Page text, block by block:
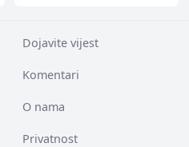
Dojavite vijest
Komentari
O nama
Privatnost